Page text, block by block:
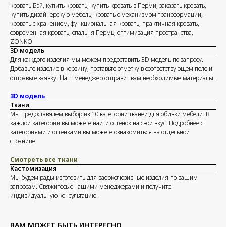
кровать Бэй, купить кровать, купить кровать в Перми, заказать кровать,
купить дизайнерскую мебель, кровать с механизмом трансформации,
кровать с хранением, функциональная кровать, практичная кровать,
современная кровать, спальня Пермь, оптимизация пространства,
ZONKO
3D модель
Для каждого изделия мы можем предоставить 3D модель по запросу.
Добавьте изделие в корзину, поставьте отметку в соответствующем поле и
отправьте заявку. Наш менеджер отправит вам необходимые материалы.
3D модель
Ткани
Мы предоставялем выбор из 10 категорий тканей для обивки мебели. В
каждой категории вы можете найти оттенок на свой вкус. Подробнее с
категориями и оттенками вы можете ознакомиться на отдельной
странице.
Смотреть все ткани
Кастомизация
Мы будем рады изготовить для вас экслюзивные изделия по вашим
запросам. Свяжитесь с нашими менеджерами и получите
индивидуальную консультацию.